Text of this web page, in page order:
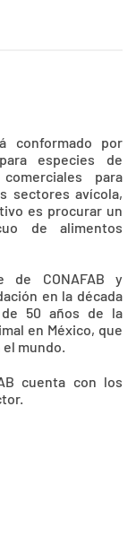
conformado por
especies de
para
sectores avícola,
es procurar un
de alimentos
de CONAFAB y
en la década
50 años de la
en México, que
mundo.
cuenta con los